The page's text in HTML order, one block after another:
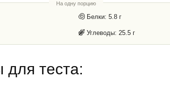
На одну порцию
Белки: 5.8 г
Углеводы: 25.5 г
для теста: